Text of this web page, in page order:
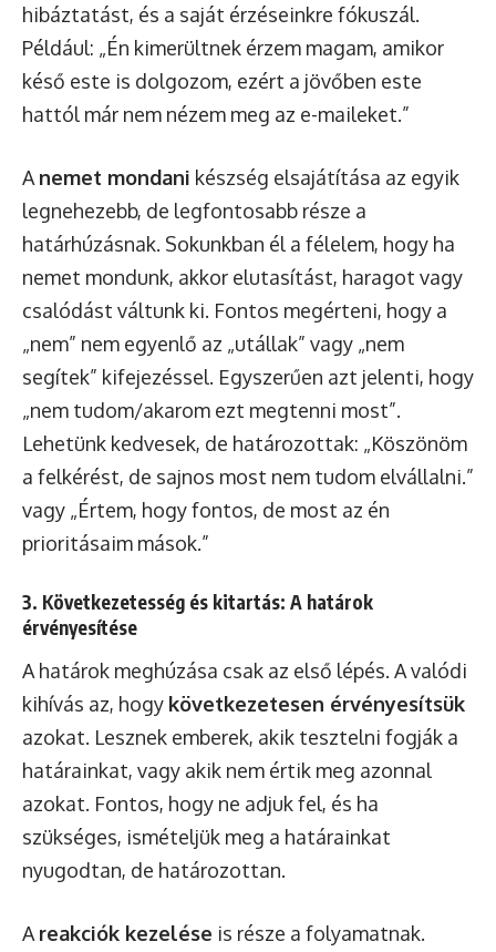
hibáztatást, és a saját érzéseinkre fókuszál.
Például: „Én kimerültnek érzem magam, amikor
késő este is dolgozom, ezért a jövőben este
hattól már nem nézem meg az e-maileket.”
A nemet mondani készség elsajátítása az egyik
legnehezebb, de legfontosabb része a
határhúzásnak. Sokunkban él a félelem, hogy ha
nemet mondunk, akkor elutasítást, haragot vagy
csalódást váltunk ki. Fontos megérteni, hogy a
„nem” nem egyenlő az „utállak” vagy „nem
segítek” kifejezéssel. Egyszerűen azt jelenti, hogy
„nem tudom/akarom ezt megtenni most”.
Lehetünk kedvesek, de határozottak: „Köszönöm
a felkérést, de sajnos most nem tudom elvállalni.”
vagy „Értem, hogy fontos, de most az én
prioritásaim mások.”
3. Következetesség és kitartás: A határok
érvényesítése
A határok meghúzása csak az első lépés. A valódi
kihívás az, hogy következetesen érvényesítsük
azokat. Lesznek emberek, akik tesztelni fogják a
határainkat, vagy akik nem értik meg azonnal
azokat. Fontos, hogy ne adjuk fel, és ha
szükséges, ismételjük meg a határainkat
nyugodtan, de határozottan.
A reakciók kezelése is része a folyamatnak.